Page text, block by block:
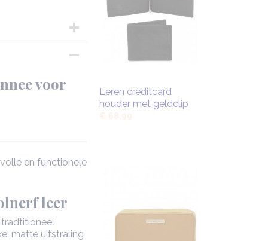
voor
en functionele
leer
matte uitstraling
Leren creditcard
houder met geldclip
€ 68,99